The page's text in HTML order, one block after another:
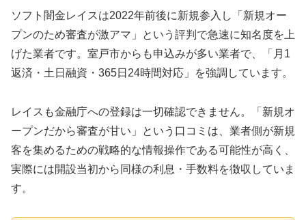
ソフト闇金レイスは2022年前後に新規参入し「新規オー
プンのため審査が激アマ」という評判で急速に知名度を上
げた業者です。室戸市からも申込みが多い業者で、「月1
返済・土日融資・365日24時間対応」を強調しています。
レイスも金融庁への登録は一切確認できません。「新規オ
ープンだから審査が甘い」という口コミは、業者側が新規
客を集めるための戦略的な情報操作である可能性が高く、
実際には開設当初から同様の利息・手数料を徴収していま
す。